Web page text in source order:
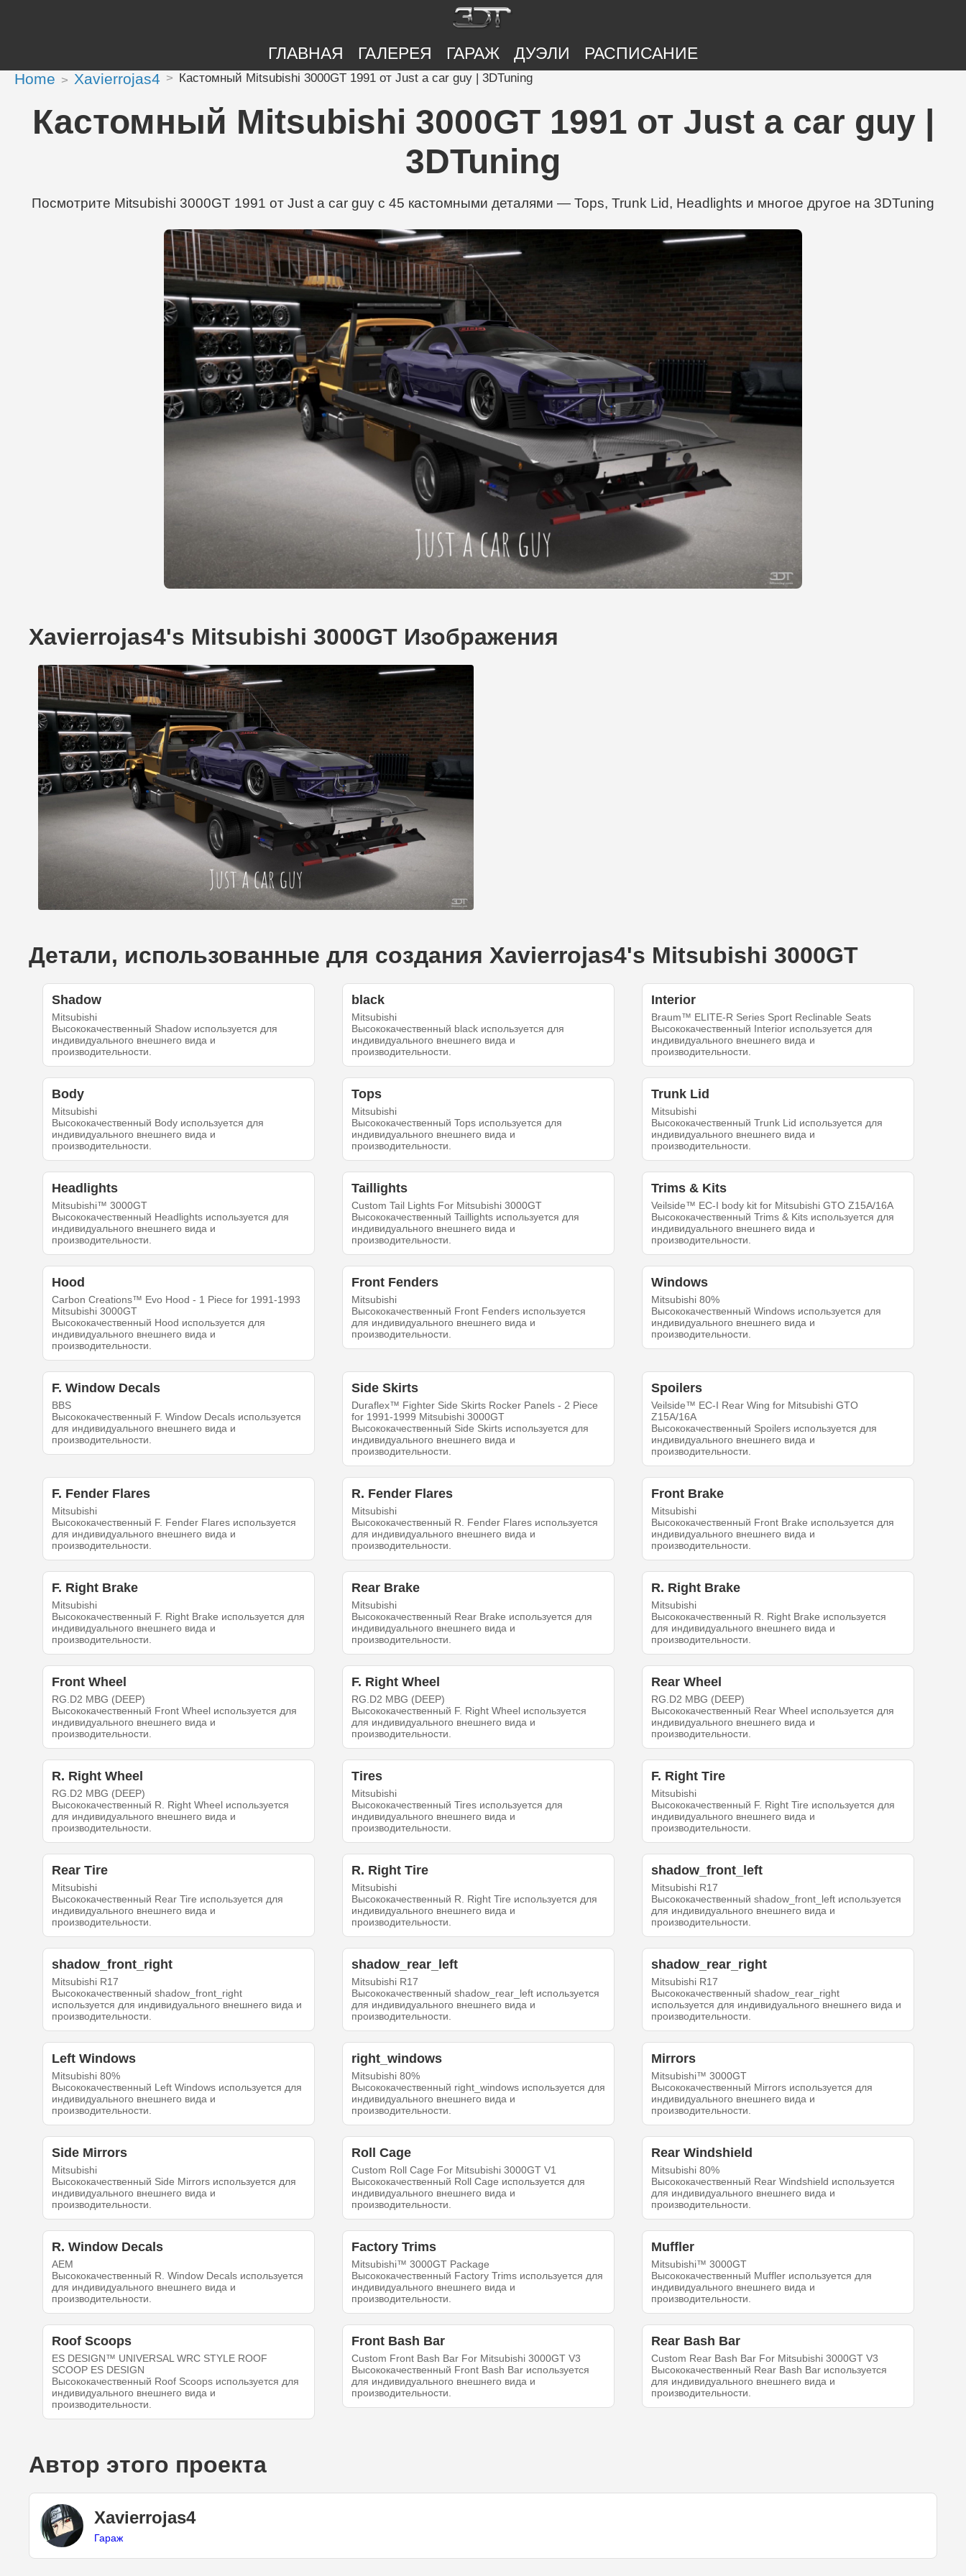
ГЛАВНАЯ ГАЛЕРЕЯ ГАРАЖ ДУЭЛИ РАСПИСАНИЕ
Home Xavierrojas4 Кастомный Mitsubishi 3000GT 1991 от Just a car guy | 3DTuning
Кастомный Mitsubishi 3000GT 1991 от Just a car guy |
3DTuning
Посмотрите Mitsubishi 3000GT 1991 от Just a car guy с 45 кастомными деталями — Tops, Trunk Lid, Headlights и многое другое на 3DTuning
Xavierrojas4's Mitsubishi 3000GT Изображения
Детали, использованные для создания Xavierrojas4's Mitsubishi 3000GT
Shadow
Mitsubishi
Высококачественный Shadow используется для
индивидуального внешнего вида и
производительности.
black
Mitsubishi
Высококачественный black используется для
индивидуального внешнего вида и
производительности.
Interior
Braum™ ELITE-R Series Sport Reclinable Seats
Высококачественный Interior используется для
индивидуального внешнего вида и
производительности.
Body
Mitsubishi
Высококачественный Body используется для
индивидуального внешнего вида и
производительности.
Tops
Mitsubishi
Высококачественный Tops используется для
индивидуального внешнего вида и
производительности.
Trunk Lid
Mitsubishi
Высококачественный Trunk Lid используется для
индивидуального внешнего вида и
производительности.
Headlights
Mitsubishi™ 3000GT
Высококачественный Headlights используется для
индивидуального внешнего вида и
производительности.
Taillights
Custom Tail Lights For Mitsubishi 3000GT
Высококачественный Taillights используется для
индивидуального внешнего вида и
производительности.
Trims & Kits
Veilside™ EC-I body kit for Mitsubishi GTO Z15A/16A
Высококачественный Trims & Kits используется для
индивидуального внешнего вида и
производительности.
Hood
Carbon Creations™ Evo Hood - 1 Piece for 1991-1993
Mitsubishi 3000GT
Высококачественный Hood используется для
индивидуального внешнего вида и
производительности.
Front Fenders
Mitsubishi
Высококачественный Front Fenders используется
для индивидуального внешнего вида и
производительности.
Windows
Mitsubishi 80%
Высококачественный Windows используется для
индивидуального внешнего вида и
производительности.
F. Window Decals
BBS
Высококачественный F. Window Decals используется
для индивидуального внешнего вида и
производительности.
Side Skirts
Duraflex™ Fighter Side Skirts Rocker Panels - 2 Piece
for 1991-1999 Mitsubishi 3000GT
Высококачественный Side Skirts используется для
индивидуального внешнего вида и
производительности.
Spoilers
Veilside™ EC-I Rear Wing for Mitsubishi GTO
Z15A/16A
Высококачественный Spoilers используется для
индивидуального внешнего вида и
производительности.
F. Fender Flares
Mitsubishi
Высококачественный F. Fender Flares используется
для индивидуального внешнего вида и
производительности.
R. Fender Flares
Mitsubishi
Высококачественный R. Fender Flares используется
для индивидуального внешнего вида и
производительности.
Front Brake
Mitsubishi
Высококачественный Front Brake используется для
индивидуального внешнего вида и
производительности.
F. Right Brake
Mitsubishi
Высококачественный F. Right Brake используется для
индивидуального внешнего вида и
производительности.
Rear Brake
Mitsubishi
Высококачественный Rear Brake используется для
индивидуального внешнего вида и
производительности.
R. Right Brake
Mitsubishi
Высококачественный R. Right Brake используется
для индивидуального внешнего вида и
производительности.
Front Wheel
RG.D2 MBG (DEEP)
Высококачественный Front Wheel используется для
индивидуального внешнего вида и
производительности.
F. Right Wheel
RG.D2 MBG (DEEP)
Высококачественный F. Right Wheel используется
для индивидуального внешнего вида и
производительности.
Rear Wheel
RG.D2 MBG (DEEP)
Высококачественный Rear Wheel используется для
индивидуального внешнего вида и
производительности.
R. Right Wheel
RG.D2 MBG (DEEP)
Высококачественный R. Right Wheel используется
для индивидуального внешнего вида и
производительности.
Tires
Mitsubishi
Высококачественный Tires используется для
индивидуального внешнего вида и
производительности.
F. Right Tire
Mitsubishi
Высококачественный F. Right Tire используется для
индивидуального внешнего вида и
производительности.
Rear Tire
Mitsubishi
Высококачественный Rear Tire используется для
индивидуального внешнего вида и
производительности.
R. Right Tire
Mitsubishi
Высококачественный R. Right Tire используется для
индивидуального внешнего вида и
производительности.
shadow_front_left
Mitsubishi R17
Высококачественный shadow_front_left используется
для индивидуального внешнего вида и
производительности.
shadow_front_right
Mitsubishi R17
Высококачественный shadow_front_right
используется для индивидуального внешнего вида и
производительности.
shadow_rear_left
Mitsubishi R17
Высококачественный shadow_rear_left используется
для индивидуального внешнего вида и
производительности.
shadow_rear_right
Mitsubishi R17
Высококачественный shadow_rear_right
используется для индивидуального внешнего вида и
производительности.
Left Windows
Mitsubishi 80%
Высококачественный Left Windows используется для
индивидуального внешнего вида и
производительности.
right_windows
Mitsubishi 80%
Высококачественный right_windows используется для
индивидуального внешнего вида и
производительности.
Mirrors
Mitsubishi™ 3000GT
Высококачественный Mirrors используется для
индивидуального внешнего вида и
производительности.
Side Mirrors
Mitsubishi
Высококачественный Side Mirrors используется для
индивидуального внешнего вида и
производительности.
Roll Cage
Custom Roll Cage For Mitsubishi 3000GT V1
Высококачественный Roll Cage используется для
индивидуального внешнего вида и
производительности.
Rear Windshield
Mitsubishi 80%
Высококачественный Rear Windshield используется
для индивидуального внешнего вида и
производительности.
R. Window Decals
AEM
Высококачественный R. Window Decals используется
для индивидуального внешнего вида и
производительности.
Factory Trims
Mitsubishi™ 3000GT Package
Высококачественный Factory Trims используется для
индивидуального внешнего вида и
производительности.
Muffler
Mitsubishi™ 3000GT
Высококачественный Muffler используется для
индивидуального внешнего вида и
производительности.
Roof Scoops
ES DESIGN™ UNIVERSAL WRC STYLE ROOF
SCOOP ES DESIGN
Высококачественный Roof Scoops используется для
индивидуального внешнего вида и
производительности.
Front Bash Bar
Custom Front Bash Bar For Mitsubishi 3000GT V3
Высококачественный Front Bash Bar используется
для индивидуального внешнего вида и
производительности.
Rear Bash Bar
Custom Rear Bash Bar For Mitsubishi 3000GT V3
Высококачественный Rear Bash Bar используется
для индивидуального внешнего вида и
производительности.
Автор этого проекта
Xavierrojas4
Гараж